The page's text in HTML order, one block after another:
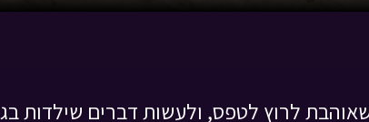
לרוץ לטפס, ולעשות דברים שילדות